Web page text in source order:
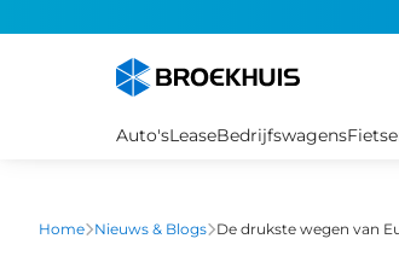
Auto'sLeaseBedrijfswagens
Home Nieuws & Blogs De drukste wegen van